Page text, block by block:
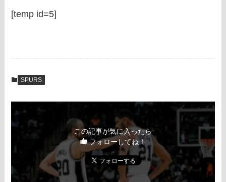
[temp id=5]
SPURS
この記事が気に入ったら
フォローしてね！